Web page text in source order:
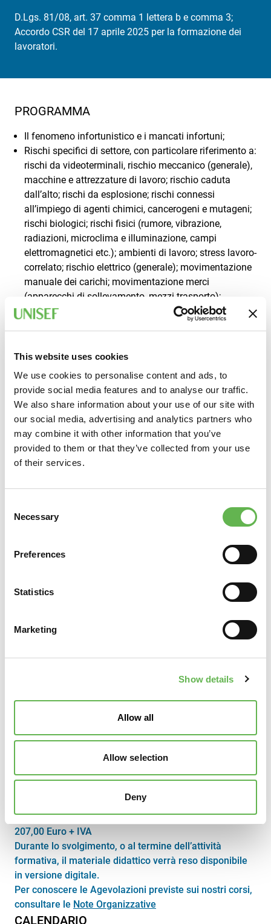
This website uses cookies
We use cookies to personalise content and ads, to
provide social media features and to analyse our traffic.
We also share information about your use of our site with
our social media, advertising and analytics partners who
may combine it with other information that you’ve
provided to them or that they’ve collected from your use
of their services.
Selection
Necessary
Preferences
Statistics
Marketing
Show details
Allow all
Allow selection
Deny
D.Lgs. 81/08, art. 37 comma 1 lettera b e comma 3;
Accordo CSR del 17 aprile 2025 per la formazione dei
lavoratori.
PROGRAMMA
Il fenomeno infortunistico e i mancati infortuni;
Rischi specifici di settore, con particolare riferimento a:
rischi da videoterminali, rischio meccanico (generale),
macchine e attrezzature di lavoro; rischio caduta
dall’alto; rischi da esplosione; rischi connessi
all’impiego di agenti chimici, cancerogeni e mutageni;
rischi biologici; rischi fisici (rumore, vibrazione,
radiazioni, microclima e illuminazione, campi
elettromagnetici etc.); ambienti di lavoro; stress lavoro-
correlato; rischio elettrico (generale); movimentazione
manuale dei carichi; movimentazione merci
(apparecchi di sollevamento, mezzi trasporto);
Segnaletica, DPI e sorveglianza sanitaria;
La gestione delle emergenze (procedure di primo
I contenuti del corso sono indicativi e possono essere
integrati o adattati in funzione dei rischi specifici legati
alle mansioni dei partecipanti e alle caratteristiche
dell'azienda.
A CHI È RIVOLTO
Il corso è rivolto ai lavoratori, come definiti dall’art. 2
partecipazione al corso è richiesta una buona
Ecco tutte le info pratiche per partecipare al corso.
SEDE
INCONTRI
180,00 Euro + IVA iscritto a Confindustria Veneto Est e
Confindustria Alto Adriatico sede di Pordenone
207,00 Euro + IVA
Durante lo svolgimento, o al termine dell’attività
formativa, il materiale didattico verrà reso disponibile
in versione digitale.
Per conoscere le Agevolazioni previste sui nostri corsi,
consultare le Note Organizzative
CALENDARIO